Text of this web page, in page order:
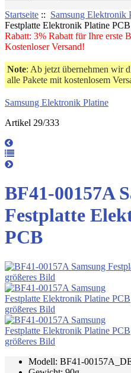
Startseite :: Samsung Elektronik
Festplatte Elektronik Platine PCB
Rabatt: 3% Rabatt für Ihre erste
Kostenloser Versand!
Note: Ab jetzt übernehmen wir
alle Pakete mit kostenlosem
Samsung Elektronik Platine
Artikel 29/333
BF41-00157A
Festplatte
PCB
größeres Bild
größeres Bild
größeres Bild
Modell: BF41-